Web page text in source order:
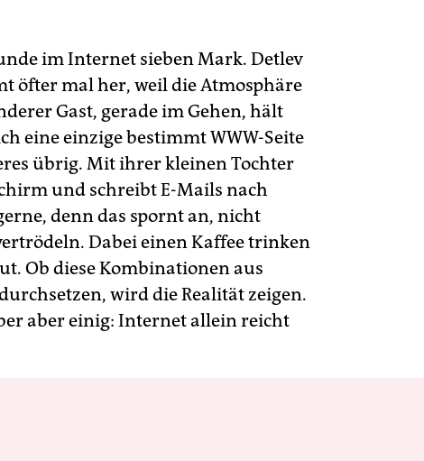
im Internet sieben Mark. Detlev
öfter mal her, weil die Atmosphäre
Gast, gerade im Gehen, hält
eine einzige bestimmt WWW-Seite
übrig. Mit ihrer kleinen Tochter
und schreibt E-Mails nach
denn das spornt an, nicht
Dabei einen Kaffee trinken
Ob diese Kombinationen aus
wird die Realität zeigen.
aber einig: Internet allein reicht